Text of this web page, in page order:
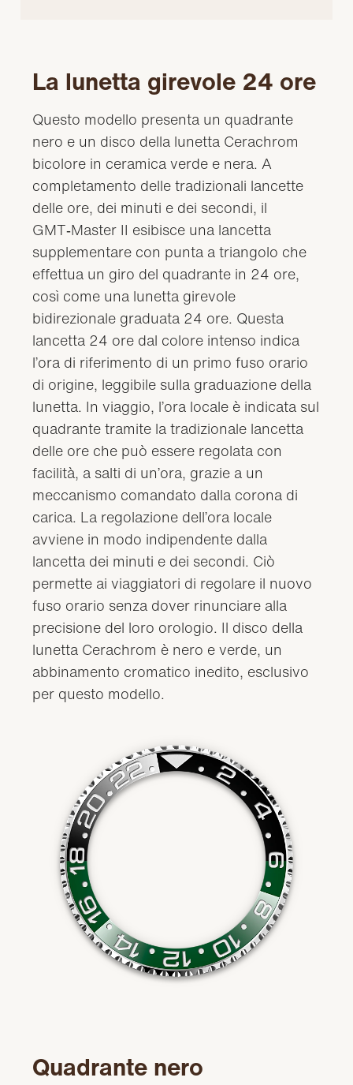
La lunetta girevole 24 ore
Questo modello presenta un quadrante
nero e un disco della lunetta Cerachrom
bicolore in ceramica verde e nera. A
completamento delle tradizionali lancette
delle ore, dei minuti e dei secondi, il
GMT‑Master II esibisce una lancetta
supplementare con punta a triangolo che
effettua un giro del quadrante in 24 ore,
così come una lunetta girevole
bidirezionale graduata 24 ore. Questa
lancetta 24 ore dal colore intenso indica
l’ora di riferimento di un primo fuso orario
di origine, leggibile sulla graduazione della
lunetta. In viaggio, l’ora locale è indicata sul
quadrante tramite la tradizionale lancetta
delle ore che può essere regolata con
facilità, a salti di un’ora, grazie a un
meccanismo comandato dalla corona di
carica. La regolazione dell’ora locale
avviene in modo indipendente dalla
lancetta dei minuti e dei secondi. Ciò
permette ai viaggiatori di regolare il nuovo
fuso orario senza dover rinunciare alla
precisione del loro orologio. Il disco della
lunetta Cerachrom è nero e verde, un
abbinamento cromatico inedito, esclusivo
per questo modello.
Quadrante nero